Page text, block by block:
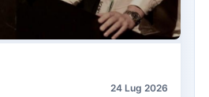
24 Lug 2026